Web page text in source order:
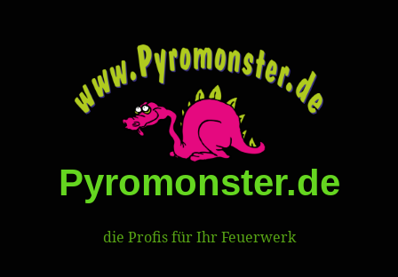
Pyromonster.de
die Profis für Ihr Feuerwerk